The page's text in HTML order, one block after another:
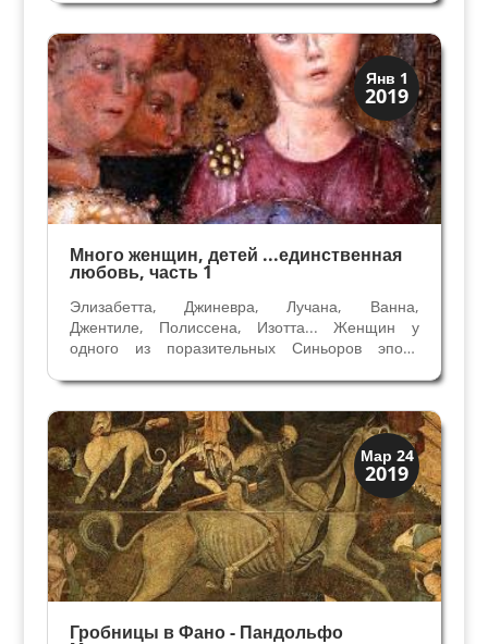
История началась после убийства последнего
мужчины семьи Перетти - семьи Папы Римского
Сикста V. Его...
Янв 1
2019
Династии
Папская область
Много женщин, детей ...единственная
любовь, часть 1
Элизабетта, Джиневра, Лучана, Ванна,
Джентиле, Полиссена, Изотта... Женщин у
одного из поразительных Синьоров эпохи
Малатеста было множество. Его жизнь полна
тайн, жен и любовниц, бастардов, обвинений
мнимых и настоящих во всех...
Мар 24
2019
Мода и ремесла
Традиции
Гробницы в Фано - Пандольфо